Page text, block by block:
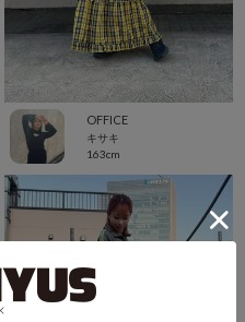
OFFICE
キサキ
163cm